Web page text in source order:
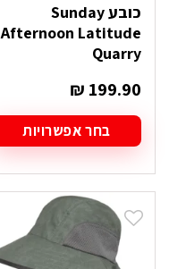
כובע Sunday
Afternoon Latitude
Quarry
₪ 199.90
בחר אפשרויות
זה
יש
מספר
סוגים.
ניתן
לבחור